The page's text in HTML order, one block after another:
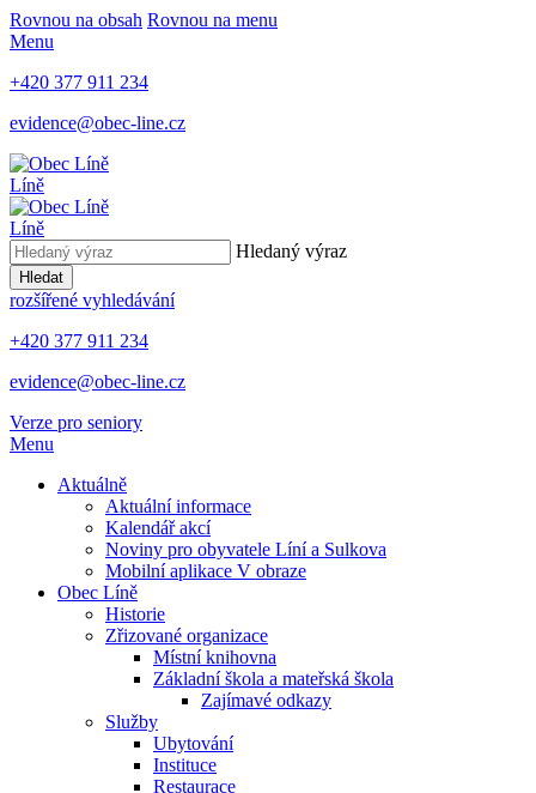
Rovnou na obsah Rovnou na menu
Menu
+420 377 911 234
evidence@obec-line.cz
Líně
Líně
Hledaný výraz
Hledat
rozšířené vyhledávání
+420 377 911 234
evidence@obec-line.cz
Verze pro seniory
Menu
Aktuálně
Aktuální informace
Kalendář akcí
Noviny pro obyvatele Líní a Sulkova
Mobilní aplikace V obraze
Obec Líně
Historie
Zřizované organizace
Místní knihovna
Základní škola a mateřská škola
Zajímavé odkazy
Služby
Ubytování
Instituce
Restaurace